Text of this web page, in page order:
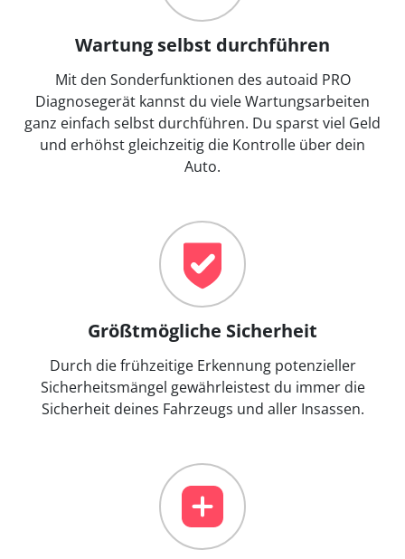
Wartung selbst durchführen
Mit den Sonderfunktionen des autoaid PRO
Diagnosegerät kannst du viele Wartungsarbeiten
ganz einfach selbst durchführen. Du sparst viel Geld
und erhöhst gleichzeitig die Kontrolle über dein
Auto.
Größtmögliche Sicherheit
Durch die frühzeitige Erkennung potenzieller
Sicherheitsmängel gewährleistest du immer die
Sicherheit deines Fahrzeugs und aller Insassen.